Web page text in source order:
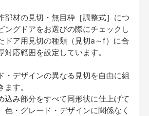
部材の見切・無目枠［調整式］につ
ングドアをお選びの際にチェックし
ドア用見切の種類（見切a～f）に合
対応範囲を設定しています。
・デザインの異なる見切を自由に組
す。
込み部分をすべて同形状に仕上げて
色・グレード・デザインに関係なく